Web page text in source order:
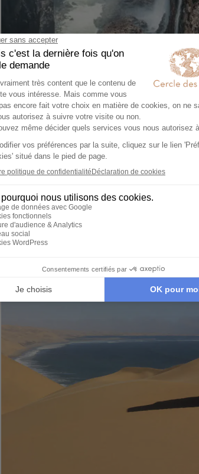
AUTOTOUR
Autotour en Afrique du Sud du Cap
Chutes Victoria
13 jours - À partir de
Espérance